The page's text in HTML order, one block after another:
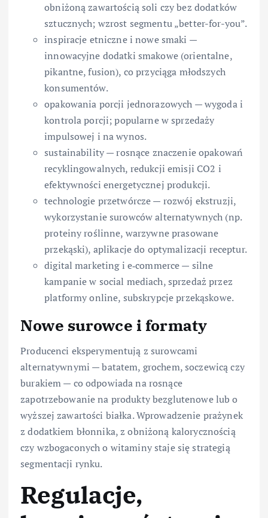
obniżoną zawartością soli czy bez dodatków
sztucznych; wzrost segmentu „better-for-you”.
inspiracje etniczne i nowe smaki —
innowacyjne dodatki smakowe (orientalne,
pikantne, fusion), co przyciąga młodszych
konsumentów.
opakowania porcji jednorazowych — wygoda i
kontrola porcji; popularne w sprzedaży
impulsowej i na wynos.
sustainability — rosnące znaczenie opakowań
recyklingowalnych, redukcji emisji CO2 i
efektywności energetycznej produkcji.
technologie przetwórcze — rozwój ekstruzji,
wykorzystanie surowców alternatywnych (np.
proteiny roślinne, warzywne prasowane
przekąski), aplikacje do optymalizacji receptur.
digital marketing i e‑commerce — silne
kampanie w social mediach, sprzedaż przez
platformy online, subskrypcje przekąskowe.
Nowe surowce i formaty
Producenci eksperymentują z surowcami
alternatywnymi — batatem, grochem, soczewicą czy
burakiem — co odpowiada na rosnące
zapotrzebowanie na produkty bezglutenowe lub o
wyższej zawartości białka. Wprowadzenie prażynek
z dodatkiem błonnika, z obniżoną kalorycznością
czy wzbogaconych o witaminy staje się strategią
segmentacji rynku.
Regulacje,